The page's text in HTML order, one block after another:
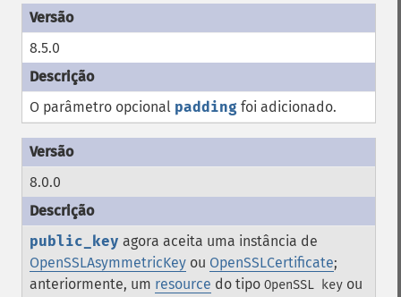
8.5.0
O parâmetro opcional padding foi adicionado.
8.0.0
public_key agora aceita uma instância de
OpenSSLAsymmetricKey ou OpenSSLCertificate;
anteriormente, um resource do tipo OpenSSL key ou